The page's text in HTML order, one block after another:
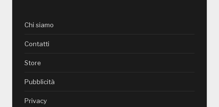
Chi siamo
Contatti
Store
Pubblicità
Privacy